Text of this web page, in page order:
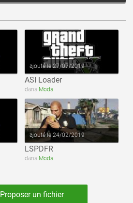
ajouté le 27/07/2019
ASI Loader
dans Mods
voir ce fichier
ajouté le 24/02/2019
LSPDFR
dans Mods
Proposer un fichier